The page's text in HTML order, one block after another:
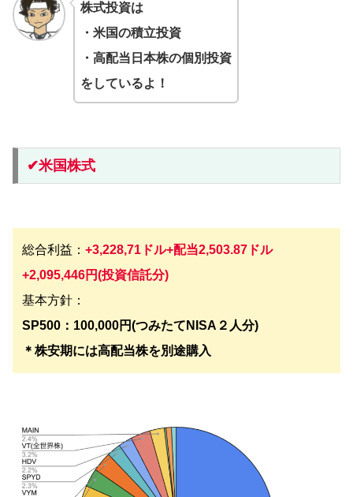
株式投資は
・米国の積立投資
・高配当日本株の個別投資
をしているよ！
✔︎米国株式
総合利益： +3,228,71 ドル+配当2,503.87ドル
+2,095,446円(投資信託分)
基本方針：
SP500：100,000円(つみたてNISA２人分)
＊株安期には高配当株を別途購入